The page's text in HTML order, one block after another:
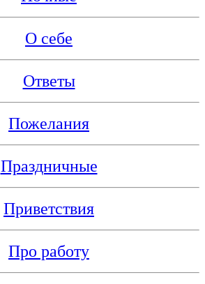
О себе
Ответы
Пожелания
Праздничные
Приветствия
Про работу